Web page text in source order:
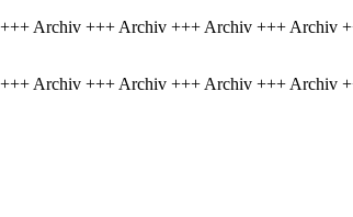
Archiv +++ Archiv +++ Archiv +++ Archiv
Archiv +++ Archiv +++ Archiv +++ Archiv